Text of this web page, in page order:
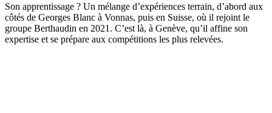
Son apprentissage ? Un mélange d’expériences terrain, d’abord aux
côtés de Georges Blanc à Vonnas, puis en Suisse, où il rejoint le
groupe Berthaudin en 2021. C’est là, à Genève, qu’il affine son
expertise et se prépare aux compétitions les plus relevées.